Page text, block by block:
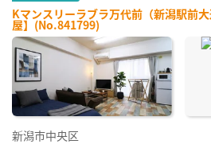
Kマンスリーラブラ万代前（新潟駅前
屋】(No.841799)
新潟市中央区